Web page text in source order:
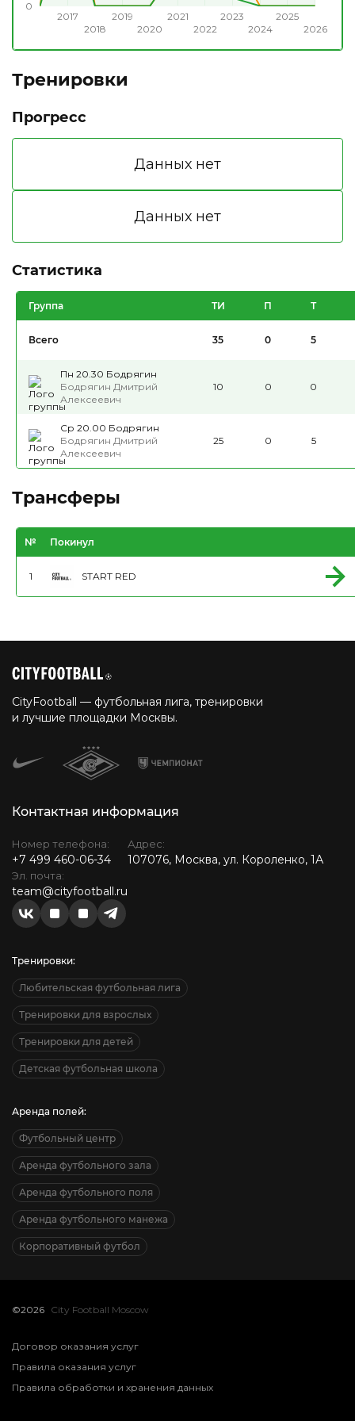
2017
2018
2019
2020
2021
2022
2023
2024
2025
2026
0
Тренировки
Прогресс
Статистика
Группа ТИ П Т
Всего 35 0 5
Пн 20.30 Бодрягин
Бодрягин Дмитрий
Алексеевич
10 0 0
Ср 20.00 Бодрягин
Бодрягин Дмитрий
Алексеевич
25 0 5
Трансферы
№ Покинул
1 START RED
CityFootball — футбольная лига, тренировки
и лучшие площадки Москвы.
Контактная информация
Номер телефона:
+7 499 460-06-34
Эл. почта:
team@cityfootball.ru
Адрес:
107076, Москва, ул. Короленко, 1А
Тренировки:
Любительская футбольная лига
Тренировки для взрослых
Тренировки для детей
Детская футбольная школа
Аренда полей:
Футбольный центр
Аренда футбольного зала
Аренда футбольного поля
Аренда футбольного манежа
Корпоративный футбол
©2026 City Football Moscow
Договор оказания услуг
Правила оказания услуг
Правила обработки и хранения данных